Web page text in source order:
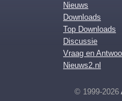
Nieuws
Downloads
Top Downloads
Discussie
Vraag en
Nieuws2.nl
© 1999-2026